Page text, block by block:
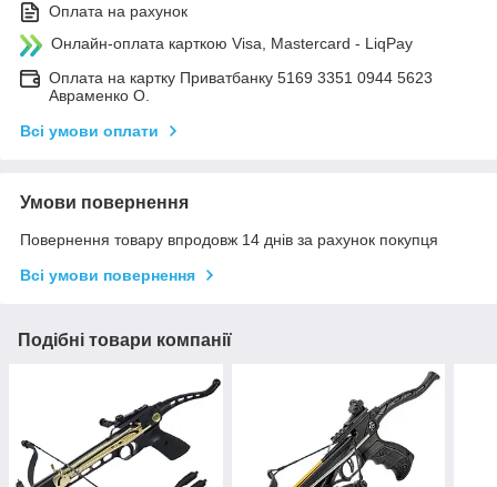
Оплата на рахунок
Онлайн-оплата карткою Visa, Mastercard - LiqPay
Оплата на картку Приватбанку 5169 3351 0944 5623
Авраменко О.
Всі умови оплати
Умови повернення
Повернення товару впродовж 14 днів за рахунок покупця
Всі умови повернення
Подібні товари компанії